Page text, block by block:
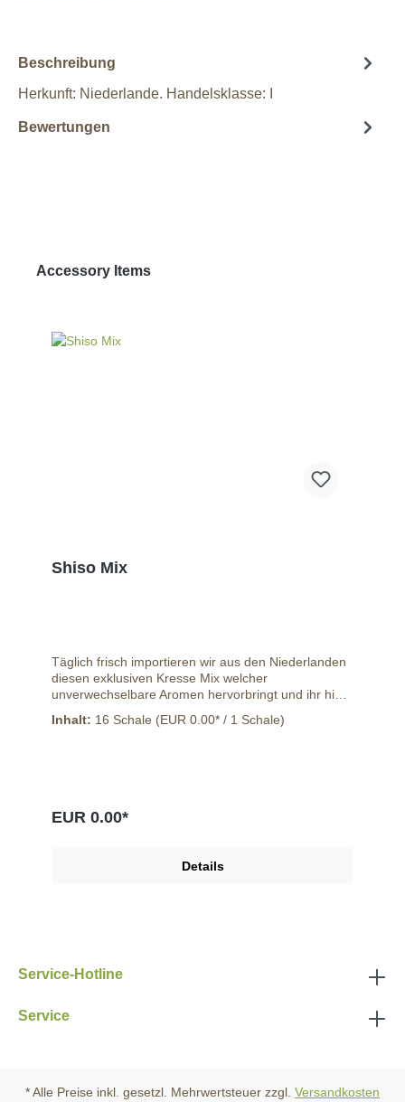
Beschreibung
Herkunft: Niederlande. Handelsklasse: I
Bewertungen
Produktgalerie überspringen
Accessory Items
Shiso Mix
Täglich frisch importieren wir aus den Niederlanden
diesen exklusiven Kresse Mix welcher
unverwechselbare Aromen hervorbringt und ihr hier
bei einem veganen Buffet mit eurer Familie oder
Inhalt: 16 Schale (EUR 0.00* / 1 Schale)
EUR 0.00*
Details
Service-Hotline
Service
* Alle Preise inkl. gesetzl. Mehrwertsteuer zzgl. Versandkosten